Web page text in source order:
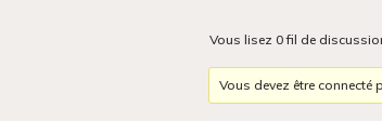
Vous lisez 0 fil de
Vous devez être connecté